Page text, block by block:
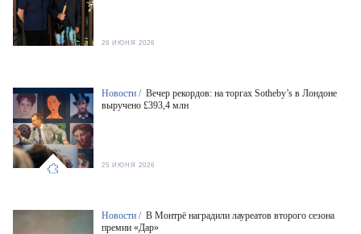
26 ИЮНЯ 2026
Новости / Вечер рекордов: на торгах Sotheby’s в Лондоне
выручено £393,4 млн
25 ИЮНЯ 2026
Новости / В Монтрё наградили лауреатов второго сезона
премии «Дар»